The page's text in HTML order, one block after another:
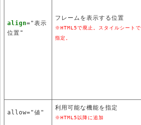
align="表示
位置"
フレームを表示する位置
※HTML5で廃止。スタイルシートで
指定。
allow="値"
利用可能な機能を指定
※HTML5以降に追加